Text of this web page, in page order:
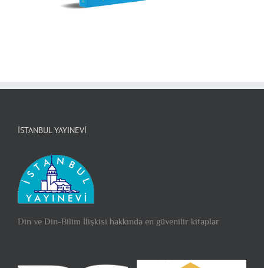
İSTANBUL YAYINEVI
Din ve Din-Bilim İlişkisi hakkında en güvenilir kitaplar